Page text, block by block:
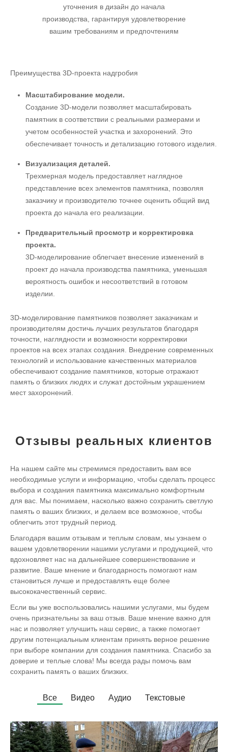
уточнения в дизайн до начала
производства, гарантируя удовлетворение
вашим требованиям и предпочтениям
Преимущества 3D-проекта надгробия
Масштабирование модели.
Создание 3D-модели позволяет масштабировать
памятник в соответствии с реальными размерами и
учетом особенностей участка и захоронений. Это
обеспечивает точность и детализацию готового изделия.
Визуализация деталей.
Трехмерная модель предоставляет наглядное
представление всех элементов памятника, позволяя
заказчику и производителю точнее оценить общий вид
проекта до начала его реализации.
Предварительный просмотр и корректировка
проекта.
3D-моделирование облегчает внесение изменений в
проект до начала производства памятника, уменьшая
вероятность ошибок и несоответствий в готовом
изделии.
3D-моделирование памятников позволяет заказчикам и
производителям достичь лучших результатов благодаря
точности, наглядности и возможности корректировки
проектов на всех этапах создания. Внедрение современных
технологий и использование качественных материалов
обеспечивают создание памятников, которые отражают
память о близких людях и служат достойным украшением
мест захоронений.
Отзывы реальных клиентов
На нашем сайте мы стремимся предоставить вам все
необходимые услуги и информацию, чтобы сделать процесс
выбора и создания памятника максимально комфортным
для вас. Мы понимаем, насколько важно сохранить светлую
память о ваших близких, и делаем все возможное, чтобы
облегчить этот трудный период.
Благодаря вашим отзывам и теплым словам, мы узнаем о
вашем удовлетворении нашими услугами и продукцией, что
вдохновляет нас на дальнейшее совершенствование и
развитие. Ваше мнение и благодарность помогают нам
становиться лучше и предоставлять еще более
высококачественный сервис.
Если вы уже воспользовались нашими услугами, мы будем
очень признательны за ваш отзыв. Ваше мнение важно для
нас и позволяет улучшить наш сервис, а также помогает
другим потенциальным клиентам принять верное решение
при выборе компании для создания памятника. Спасибо за
доверие и теплые слова! Мы всегда рады помочь вам
сохранить память о ваших близких.
Все Видео Аудио Текстовые